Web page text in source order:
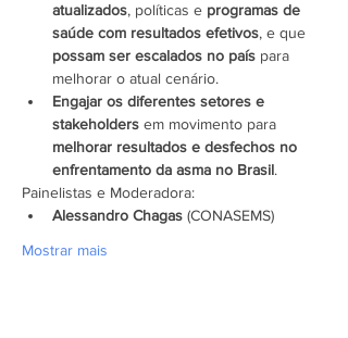
atualizados, políticas e programas de
saúde com resultados efetivos, e que
possam ser escalados no país para
melhorar o atual cenário.
Engajar os diferentes setores e
stakeholders em movimento para
melhorar resultados e desfechos no
enfrentamento da asma no Brasil.
Painelistas e Moderadora:
Alessandro Chagas (CONASEMS)
Mostrar mais